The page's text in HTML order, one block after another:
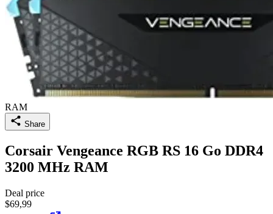
RAM
Share
Corsair Vengeance RGB RS 16 Go DDR4
3200 MHz RAM
Deal price
$69,99